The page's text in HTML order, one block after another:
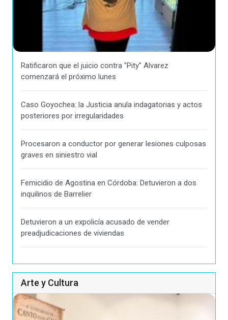
Ratificaron que el juicio contra "Pity" Alvarez
comenzará el próximo lunes
Caso Goyochea: la Justicia anula indagatorias y actos
posteriores por irregularidades
Procesaron a conductor por generar lesiones culposas
graves en siniestro vial
Femicidio de Agostina en Córdoba: Detuvieron a dos
inquilinos de Barrelier
Detuvieron a un expolicía acusado de vender
preadjudicaciones de viviendas
Arte y Cultura